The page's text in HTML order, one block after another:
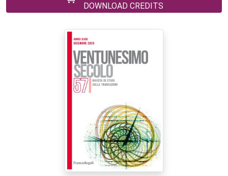
DOWNLOAD CREDITS